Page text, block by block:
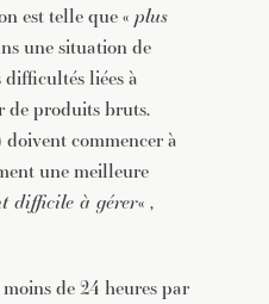
est telle que « plus
une situation de
liées à
de produits bruts.
commencer à
une meilleure
difficile à gérer« ,
de 24 heures par